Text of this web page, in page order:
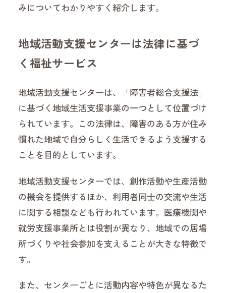
みについてわかりやすく紹介します。
地域活動支援センターは法律に基づ
く福祉サービス
地域活動支援センターは、「障害者総合支援法」
に基づく地域生活支援事業の一つとして位置づけ
られています。この法律は、障害のある方が住み
慣れた地域で自分らしく生活できるよう支援する
ことを目的としています。
地域活動支援センターでは、創作活動や生産活動
の機会を提供するほか、利用者同士の交流や生活
に関する相談なども行われています。医療機関や
就労支援事業所とは役割が異なり、地域での居場
所づくりや社会参加を支えることが大きな特徴で
す。
また、センターごとに活動内容や特色が異なるた